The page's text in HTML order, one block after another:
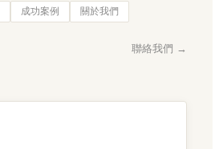
成功案例 關於我們
聯絡我們 →